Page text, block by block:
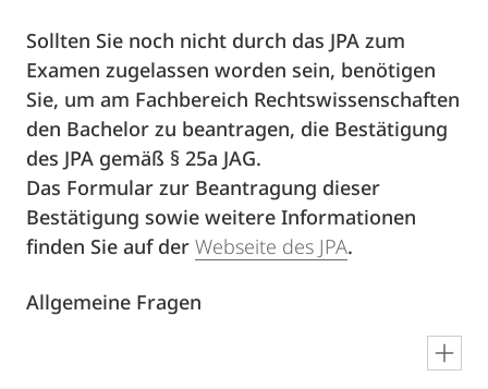
Sollten Sie noch nicht durch das JPA zum
Examen zugelassen worden sein, benötigen
Sie, um am Fachbereich Rechtswissenschaften
den Bachelor zu beantragen, die Bestätigung
des JPA gemäß § 25a JAG.
Das Formular zur Beantragung dieser
Bestätigung sowie weitere Informationen
finden Sie auf der Webseite des JPA.
Allgemeine Fragen